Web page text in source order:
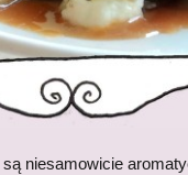
są niesamowicie